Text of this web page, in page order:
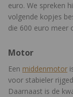
euro. We spreken
volgende kopjes
die 600 euro meer
Motor
Een middenmotor
voor stabieler
Daarnaast is de